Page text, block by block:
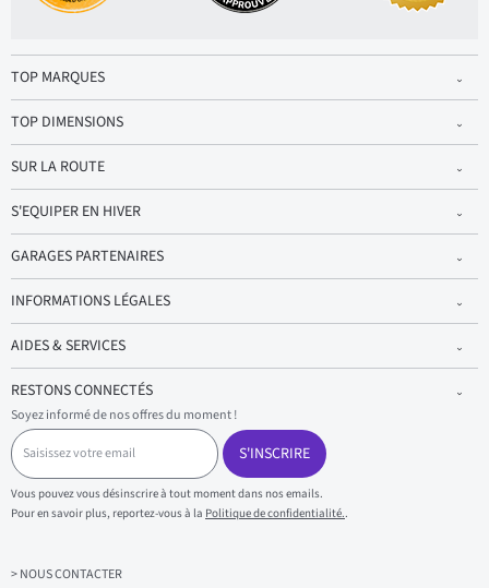
TOP MARQUES
TOP DIMENSIONS
SUR LA ROUTE
S'EQUIPER EN HIVER
GARAGES PARTENAIRES
INFORMATIONS LÉGALES
AIDES & SERVICES
RESTONS CONNECTÉS
Soyez informé de nos offres du moment !
S
a
i
s
i
s
z
S'INSCRIRE
Vous pouvez vous désinscrire à tout moment dans nos emails.
Pour en savoir plus, reportez-vous à la Politique de confidentialité..
> NOUS CONTACTER